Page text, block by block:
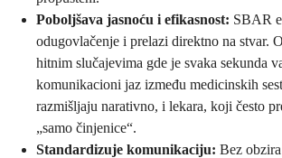
Poboljšava jasnoću i efikasnost: SBAR
odugovlačenje i prelazi direktno na stvar.
hitnim slučajevima gde je svaka sekunda
komunikacioni jaz između medicinskih
razmišljaju narativno, i lekara, koji često
„samo činjenice“.
Standardizuje komunikaciju: Bez